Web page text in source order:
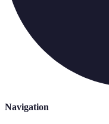
Navigation